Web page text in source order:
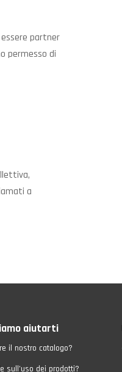
partner
permesso di
a
aiutarti
il nostro catalogo?
sull’uso dei prodotti?